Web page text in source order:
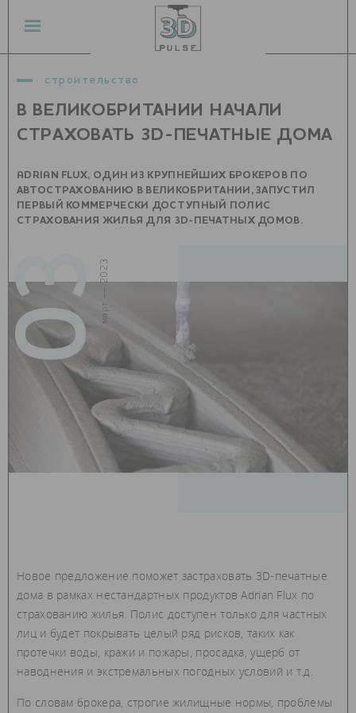
строительство
В ВЕЛИКОБРИТАНИИ НАЧАЛИ
СТРАХОВАТЬ 3D-ПЕЧАТНЫЕ ДОМА
ADRIAN FLUX, ОДИН ИЗ КРУПНЕЙШИХ БРОКЕРОВ ПО
АВТОСТРАХОВАНИЮ В ВЕЛИКОБРИТАНИИ, ЗАПУСТИЛ
ПЕРВЫЙ КОММЕРЧЕСКИ ДОСТУПНЫЙ ПОЛИС
СТРАХОВАНИЯ ЖИЛЬЯ ДЛЯ 3D-ПЕЧАТНЫХ ДОМОВ.
03
март — 2023
Новое предложение поможет застраховать 3D-печатные
дома в рамках нестандартных продуктов Adrian Flux по
страхованию жилья. Полис доступен только для частных
лиц и будет покрывать целый ряд рисков, таких как
протечки воды, кражи и пожары, просадка, ущерб от
наводнения и экстремальных погодных условий и т.д.
По словам брокера, строгие жилищные нормы, проблемы